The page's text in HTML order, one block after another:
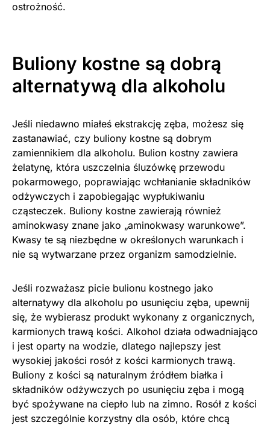
ostrożność.
Buliony kostne są dobrą
alternatywą dla alkoholu
Jeśli niedawno miałeś ekstrakcję zęba, możesz się
zastanawiać, czy buliony kostne są dobrym
zamiennikiem dla alkoholu. Bulion kostny zawiera
żelatynę, która uszczelnia śluzówkę przewodu
pokarmowego, poprawiając wchłanianie składników
odżywczych i zapobiegając wypłukiwaniu
cząsteczek. Buliony kostne zawierają również
aminokwasy znane jako „aminokwasy warunkowe”.
Kwasy te są niezbędne w określonych warunkach i
nie są wytwarzane przez organizm samodzielnie.
Jeśli rozważasz picie bulionu kostnego jako
alternatywy dla alkoholu po usunięciu zęba, upewnij
się, że wybierasz produkt wykonany z organicznych,
karmionych trawą kości. Alkohol działa odwadniająco
i jest oparty na wodzie, dlatego najlepszy jest
wysokiej jakości rosół z kości karmionych trawą.
Buliony z kości są naturalnym źródłem białka i
składników odżywczych po usunięciu zęba i mogą
być spożywane na ciepło lub na zimno. Rosół z kości
jest szczególnie korzystny dla osób, które chcą